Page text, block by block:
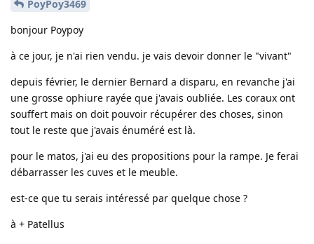
PoyPoy3469
bonjour Poypoy
à ce jour, je n'ai rien vendu. je vais devoir donner le "vivant"
depuis février, le dernier Bernard a disparu, en revanche j'ai
une grosse ophiure rayée que j'avais oubliée. Les coraux ont
souffert mais on doit pouvoir récupérer des choses, sinon
tout le reste que j'avais énuméré est là.
pour le matos, j'ai eu des propositions pour la rampe. Je ferai
débarrasser les cuves et le meuble.
est-ce que tu serais intéressé par quelque chose ?
à + Patellus